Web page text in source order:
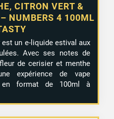
CITRON VERT &
– NUMBERS 4 100ML
un e-liquide estival aux
Avec ses notes de
de cerisier et menthe
expérience de vape
en format de 100ml à